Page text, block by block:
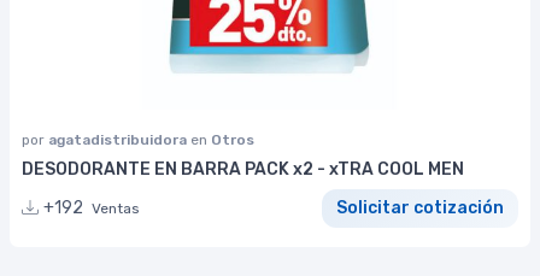
por agatadistribuidora en Otros
DESODORANTE EN BARRA PACK x2 - xTRA COOL MEN
+192 Ventas Solicitar cotización